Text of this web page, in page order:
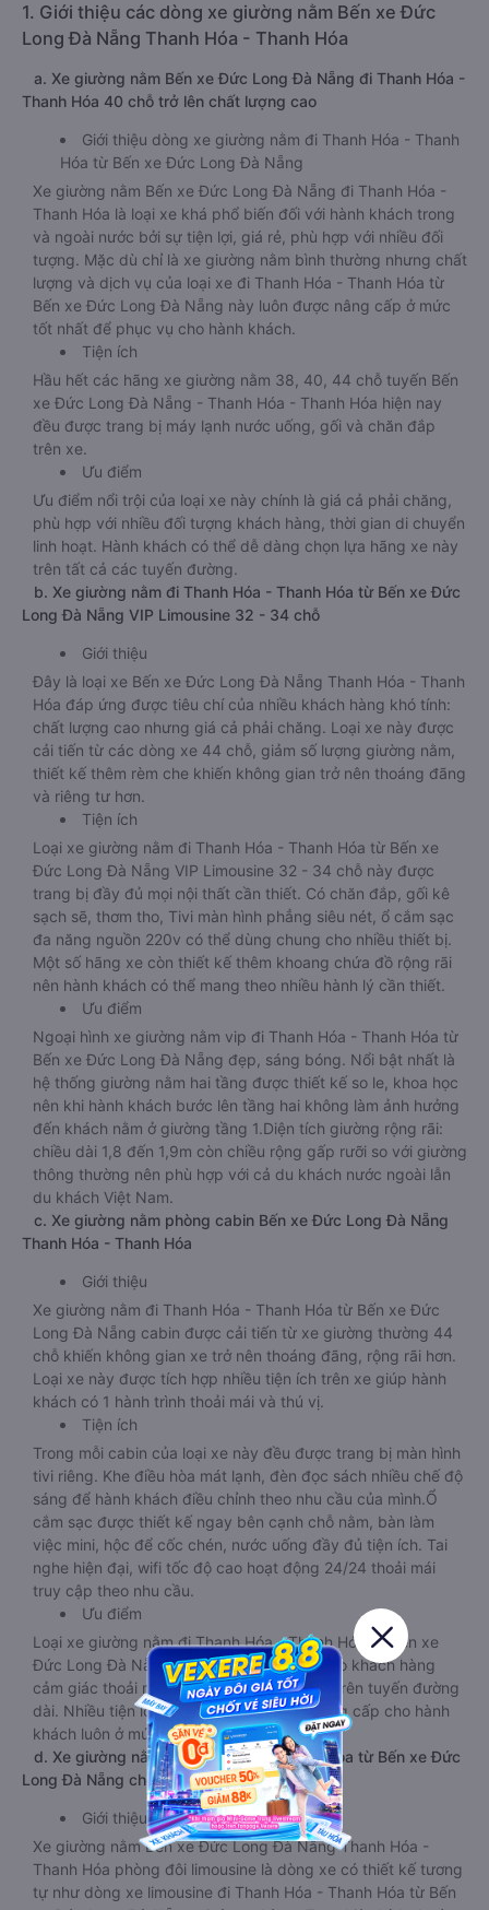
1. Giới thiệu các dòng xe giường nằm Bến xe Đức
Long Đà Nẵng Thanh Hóa - Thanh Hóa
a. Xe giường nằm Bến xe Đức Long Đà Nẵng đi Thanh Hóa -
Thanh Hóa 40 chỗ trở lên chất lượng cao
Giới thiệu dòng xe giường nằm đi Thanh Hóa - Thanh
Hóa từ Bến xe Đức Long Đà Nẵng
Xe giường nằm Bến xe Đức Long Đà Nẵng đi Thanh Hóa -
Thanh Hóa là loại xe khá phổ biến đối với hành khách trong
và ngoài nước bởi sự tiện lợi, giá rẻ, phù hợp với nhiều đối
tượng. Mặc dù chỉ là xe giường nằm bình thường nhưng chất
lượng và dịch vụ của loại xe đi Thanh Hóa - Thanh Hóa từ
Bến xe Đức Long Đà Nẵng này luôn được nâng cấp ở mức
tốt nhất để phục vụ cho hành khách.
Tiện ích
Hầu hết các hãng xe giường nằm 38, 40, 44 chỗ tuyến Bến
xe Đức Long Đà Nẵng - Thanh Hóa - Thanh Hóa hiện nay
đều được trang bị máy lạnh nước uống, gối và chăn đắp
trên xe.
Ưu điểm
Ưu điểm nổi trội của loại xe này chính là giá cả phải chăng,
phù hợp với nhiều đối tượng khách hàng, thời gian di chuyển
linh hoạt. Hành khách có thể dễ dàng chọn lựa hãng xe này
trên tất cả các tuyến đường.
b. Xe giường nằm đi Thanh Hóa - Thanh Hóa từ Bến xe Đức
Long Đà Nẵng VIP Limousine 32 - 34 chỗ
Giới thiệu
Đây là loại xe Bến xe Đức Long Đà Nẵng Thanh Hóa - Thanh
Hóa đáp ứng được tiêu chí của nhiều khách hàng khó tính:
chất lượng cao nhưng giá cả phải chăng. Loại xe này được
cải tiến từ các dòng xe 44 chỗ, giảm số lượng giường nằm,
thiết kế thêm rèm che khiến không gian trở nên thoáng đãng
và riêng tư hơn.
Tiện ích
Loại xe giường nằm đi Thanh Hóa - Thanh Hóa từ Bến xe
Đức Long Đà Nẵng VIP Limousine 32 - 34 chỗ này được
trang bị đầy đủ mọi nội thất cần thiết. Có chăn đắp, gối kê
sạch sẽ, thơm tho, Tivi màn hình phẳng siêu nét, ổ cắm sạc
đa năng nguồn 220v có thể dùng chung cho nhiều thiết bị.
Một số hãng xe còn thiết kế thêm khoang chứa đồ rộng rãi
nên hành khách có thể mang theo nhiều hành lý cần thiết.
Ưu điểm
Ngoại hình xe giường nằm vip đi Thanh Hóa - Thanh Hóa từ
Bến xe Đức Long Đà Nẵng đẹp, sáng bóng. Nổi bật nhất là
hệ thống giường nằm hai tầng được thiết kế so le, khoa học
nên khi hành khách bước lên tầng hai không làm ảnh hưởng
đến khách nằm ở giường tầng 1.Diện tích giường rộng rãi:
chiều dài 1,8 đến 1,9m còn chiều rộng gấp rưỡi so với giường
thông thường nên phù hợp với cả du khách nước ngoài lẫn
du khách Việt Nam.
c. Xe giường nằm phòng cabin Bến xe Đức Long Đà Nẵng
Thanh Hóa - Thanh Hóa
Giới thiệu
Xe giường nằm đi Thanh Hóa - Thanh Hóa từ Bến xe Đức
Long Đà Nẵng cabin được cải tiến từ xe giường thường 44
chỗ khiến không gian xe trở nên thoáng đãng, rộng rãi hơn.
Loại xe này được tích hợp nhiều tiện ích trên xe giúp hành
khách có 1 hành trình thoải mái và thú vị.
Tiện ích
Trong mỗi cabin của loại xe này đều được trang bị màn hình
tivi riêng. Khe điều hòa mát lạnh, đèn đọc sách nhiều chế độ
sáng để hành khách điều chỉnh theo nhu cầu của mình.Ổ
cắm sạc được thiết kế ngay bên cạnh chỗ nằm, bàn làm
việc mini, hộc để cốc chén, nước uống đầy đủ tiện ích. Tai
nghe hiện đại, wifi tốc độ cao hoạt động 24/24 thoải mái
truy cập theo nhu cầu.
Ưu điểm
Loại xe giường nằm đi Thanh Hóa - Thanh Hóa từ Bến xe
Đức Long Đà Nẵng cho các cặp đôi tạo cho khách hàng
cảm giác thoải mái, riêng tư khi di chuyển trên tuyến đường
dài. Nhiều tiện ích, sang trọng, dịch vụ cung cấp cho hành
khách luôn ở mức tốt nhất.
d. Xe giường nằm đi Thanh Hóa - Thanh Hóa từ Bến xe Đức
Long Đà Nẵng cho các cặp đôi
Giới thiệu
Xe giường nằm Bến xe Đức Long Đà Nẵng Thanh Hóa -
Thanh Hóa phòng đôi limousine là dòng xe có thiết kế tương
tự như dòng xe limousine đi Thanh Hóa - Thanh Hóa từ Bến